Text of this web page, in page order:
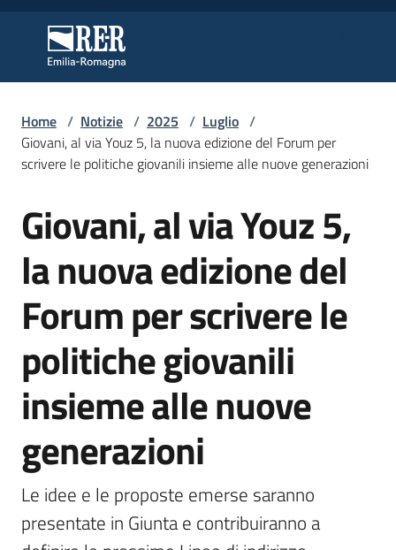
Regione Emilia-Romagna
Regione Emilia-Romagna
Regione
Novità
Servizi
Leggi
Bandi
Argomenti
Home / Notizie / 2025 / Luglio /
Giovani, al via Youz 5, la nuova edizione del Forum per
scrivere le politiche giovanili insieme alle nuove generazioni
Salta al contenuto
Giovani, al via Youz 5,
la nuova edizione del
Forum per scrivere le
politiche giovanili
insieme alle nuove
generazioni
Le idee e le proposte emerse saranno
presentate in Giunta e contribuiranno a